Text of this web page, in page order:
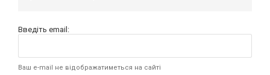
Введіть email:
Ваш e-mail не відображатиметься на сайті